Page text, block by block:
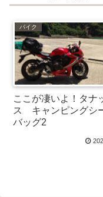
バイク
ここが凄いよ！タナ
ス キャンピングシ
バッグ2